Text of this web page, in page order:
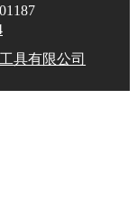
具有限公司